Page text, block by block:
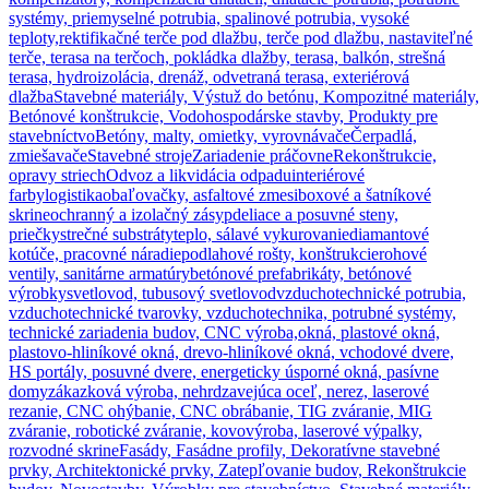
systémy, priemyselné potrubia, spalinové potrubia, vysoké
teploty,rektifikačné terče pod dlažbu, terče pod dlažbu, nastaviteľné
terče, terasa na terčoch, pokládka dlažby, terasa, balkón, strešná
terasa, hydroizolácia, drenáž, odvetraná terasa, exteriérová
dlažbaStavebné materiály, Výstuž do betónu, Kompozitné materiály,
Betónové konštrukcie, Vodohospodárske stavby, Produkty pre
stavebníctvoBetóny, malty, omietky, vyrovnávačeČerpadlá,
zmiešavačeStavebné strojeZariadenie práčovneRekonštrukcie,
opravy striechOdvoz a likvidácia odpaduinteriérové
farbylogistikaobaľovačky, asfaltové zmesiboxové a šatníkové
skrineochranný a izolačný zásypdeliace a posuvné steny,
priečkystrečné substrátyteplo, sálavé vykurovaniediamantové
kotúče, pracovné náradiepodlahové rošty, konštrukcierohové
ventily, sanitárne armatúrybetónové prefabrikáty, betónové
výrobkysvetlovod, tubusový svetlovodvzduchotechnické potrubia,
vzduchotechnické tvarovky, vzduchotechnika, potrubné systémy,
technické zariadenia budov, CNC výroba,okná, plastové okná,
plastovo-hliníkové okná, drevo-hliníkové okná, vchodové dvere,
HS portály, posuvné dvere, energeticky úsporné okná, pasívne
domyzákazková výroba, nehrdzavejúca oceľ, nerez, laserové
rezanie, CNC ohýbanie, CNC obrábanie, TIG zváranie, MIG
zváranie, robotické zváranie, kovovýroba, laserové výpalky,
rozvodné skrineFasády, Fasádne profily, Dekoratívne stavebné
prvky, Architektonické prvky, Zatepľovanie budov, Rekonštrukcie